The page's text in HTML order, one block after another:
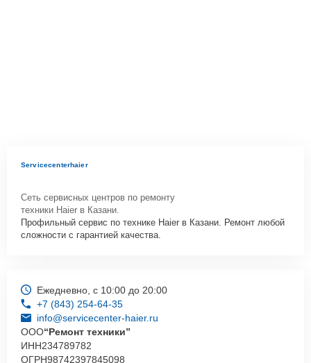
Servicecenterhaier
Сеть сервисных центров по ремонту
техники Haier в Казани.
Профильный сервис по технике Haier в Казани. Ремонт любой
сложности с гарантией качества.
Ежедневно, с 10:00 до 20:00
+7 (843) 254-64-35
info@servicecenter-haier.ru
ООО“Ремонт техники”
ИНН234789782
ОГРН98742397845098